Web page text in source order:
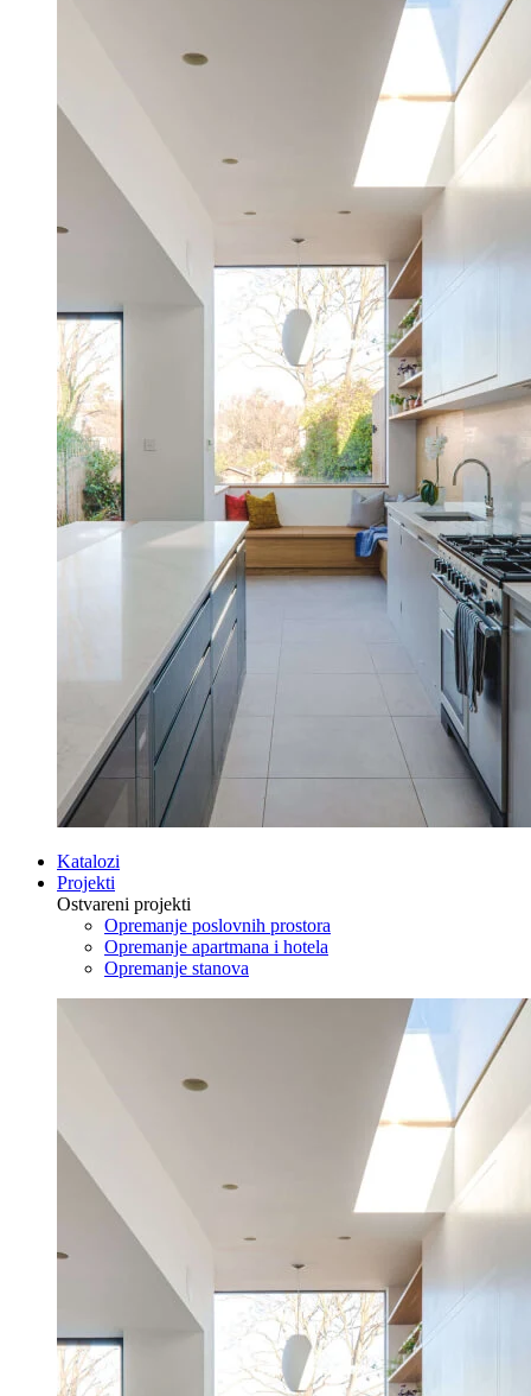
Katalozi
Projekti
Ostvareni projekti
Opremanje poslovnih prostora
Opremanje apartmana i hotela
Opremanje stanova